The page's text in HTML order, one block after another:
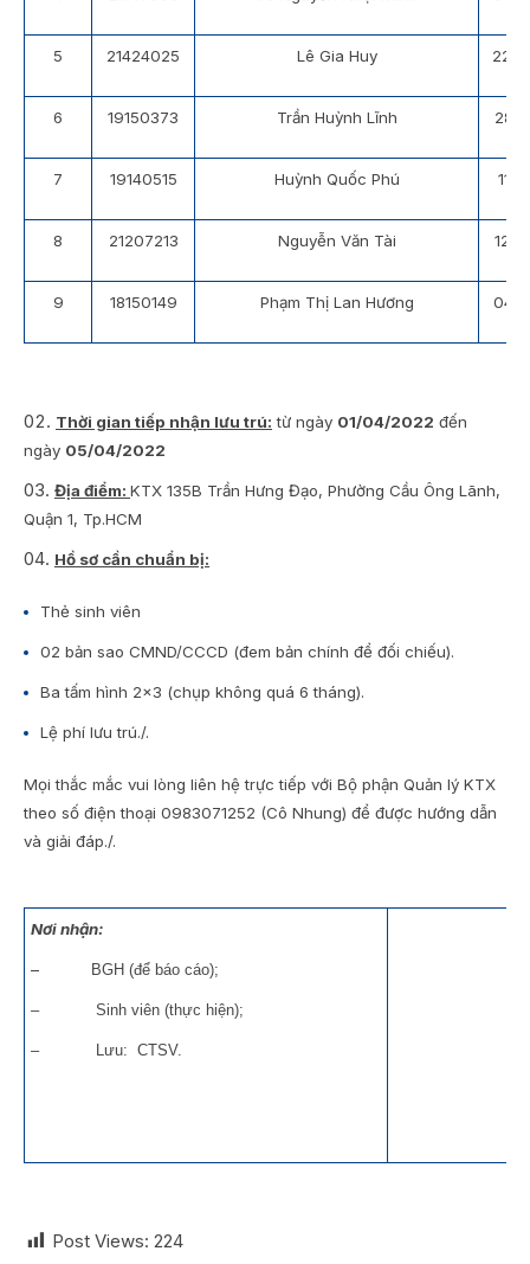
5 21424025 Lê Gia Huy 22/
6 19150373 Trần Huỳnh Lĩnh 28/
7 19140515 Huỳnh Quốc Phú 11/
8 21207213 Nguyễn Văn Tài 12/
9 18150149 Phạm Thị Lan Hương 04/
Thời gian tiếp nhận lưu trú: từ ngày 01/04/2022 đến
ngày 05/04/2022
Địa điểm: KTX 135B Trần Hưng Đạo, Phường Cầu Ông Lãnh,
Quận 1, Tp.HCM
Hồ sơ cần chuẩn bị:
Thẻ sinh viên
02 bản sao CMND/CCCD (đem bản chính để đối chiếu).
Ba tấm hình 2×3 (chụp không quá 6 tháng).
Lệ phí lưu trú./.
Mọi thắc mắc vui lòng liên hệ trực tiếp với Bộ phận Quản lý KTX
theo số điện thoại 0983071252 (Cô Nhung) để được hướng dẫn
và giải đáp./.
Nơi nhận:
– BGH (để báo cáo);
– Sinh viên (thực hiện);
– Lưu: CTSV.
Post Views: 224